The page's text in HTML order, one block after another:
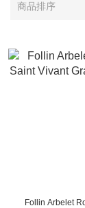
商品排序
Follin Arbelet